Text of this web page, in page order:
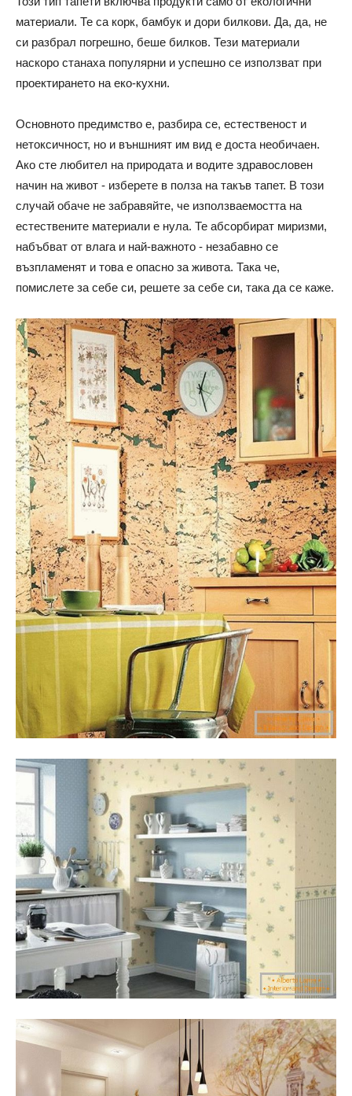
материали. Те са корк, бамбук и дори билкови. Да, да, не
си разбрал погрешно, беше билков. Тези материали
наскоро станаха популярни и успешно се използват при
проектирането на еко-кухни.
Основното предимство е, разбира се, естественост и
нетоксичност, но и външният им вид е доста необичаен.
Ако сте любител на природата и водите здравословен
начин на живот - изберете в полза на такъв тапет. В този
случай обаче не забравяйте, че използваемостта на
естествените материали е нула. Те абсорбират миризми,
набъбват от влага и най-важното - незабавно се
възпламенят и това е опасно за живота. Така че,
помислете за себе си, решете за себе си, така да се каже.